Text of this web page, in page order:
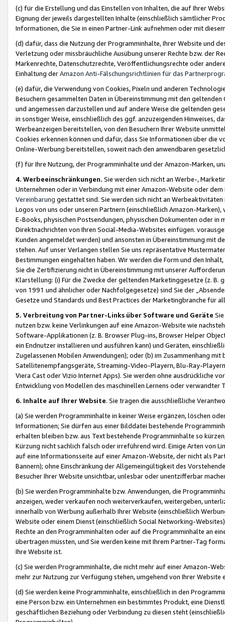
(c) für die Erstellung und das Einstellen von Inhalten, die auf Ihrer
Eignung der jeweils dargestellten Inhalte (einschließlich sämtlicher
Informationen, die Sie in einen Partner-Link aufnehmen oder mit
(d) dafür, dass die Nutzung der Programminhalte, Ihrer Website und
Verletzung oder missbräuchliche Ausübung unserer Rechte bzw. der
Markenrechte, Datenschutzrechte, Veröffentlichungsrechte oder
Einhaltung derAmazon Anti-Fälschungsrichtlinien für das
(e) dafür, die Verwendung von Cookies, Pixeln und anderen
Besuchern gesammelten Daten in Übereinstimmung mit den
und angemessen darzustellen und auf andere Weise die geltenden
in sonstiger Weise, einschließlich des ggf. anzuzeigenden Hinweises,
Werbeanzeigen bereitstellen, von den Besuchern Ihrer Website
Cookies erkennen können und dafür, dass Sie Informationen über die
Online-Werbung bereitstellen, soweit nach den anwendbaren
(f) für Ihre Nutzung, der Programminhalte und der Amazon-Marken,
4. Werbeeinschränkungen. Sie werden sich nicht an Werbe-,
Unternehmen oder in Verbindung mit einer Amazon-Website oder
Vereinbarung gestattet sind. Sie werden sich nicht an
Logos von uns oder unseren Partnern (einschließlich Amazon-
E-Books, physischen Postsendungen, physischen Dokumenten oder in
Direktnachrichten von Ihren Social-Media-Websites einfügen.
Kunden angemeldet werden) und ansonsten in Übereinstimmung mit
stehen. Auf unser Verlangen stellen Sie uns repräsentative
Bestimmungen eingehalten haben. Wir werden die Form und den
Sie die Zertifizierung nicht in Übereinstimmung mit unserer
Klarstellung: (i) Für die Zwecke der geltenden Marketinggesetze (z. B.
von 1991 und ähnlicher oder Nachfolgegesetze) sind Sie der
Gesetze und Standards und Best Practices der Marketingbranche für
5. Verbreitung von Partner-Links über Software und Geräte
nutzen bzw. keine Verlinkungen auf eine Amazon-Website wie
Software-Applikationen (z. B. Browser Plug-ins, Browser Helper
ein Endnutzer installieren und ausführen kann) und Geräten,
Zugelassenen Mobilen Anwendungen); oder (b) im Zusammenhang
Satellitenempfangsgeräte, Streaming-Video-Playern, Blu-Ray-
Viera Cast oder Vizio Internet Apps). Sie werden ohne ausdrückliche
Entwicklung von Modellen des maschinellen Lernens oder
6. Inhalte auf Ihrer Website. Sie tragen die ausschließliche
(a) Sie werden Programminhalte in keiner Weise ergänzen, löschen
Informationen; Sie dürfen aus einer Bilddatei bestehende
erhalten bleiben bzw. aus Text bestehende Programminhalte so
Kürzung nicht sachlich falsch oder irreführend wird. Einige Arten von
auf eine Informationsseite auf einer Amazon-Website, der nicht als
Bannern); ohne Einschränkung der Allgemeingültigkeit des
Besucher Ihrer Website unsichtbar, unlesbar oder unentzifferbar
(b) Sie werden Programminhalte bzw. Anwendungen, die
anzeigen, weder verkaufen noch weiterverkaufen, weitergeben,
innerhalb von Werbung außerhalb Ihrer Website (einschließlich
Website oder einem Dienst (einschließlich Social Networking-
Rechte an den Programminhalten oder auf die Programminhalte an
übertragen müssten, und Sie werden keine mit Ihrem Partner-Tag
Ihre Website ist.
(c) Sie werden Programminhalte, die nicht mehr auf einer Amazon-
mehr zur Nutzung zur Verfügung stehen, umgehend von Ihrer
(d) Sie werden keine Programminhalte, einschließlich in den
eine Person bzw. ein Unternehmen ein bestimmtes Produkt, eine
geschäftlichen Beziehung oder Verbindung zu diesen steht